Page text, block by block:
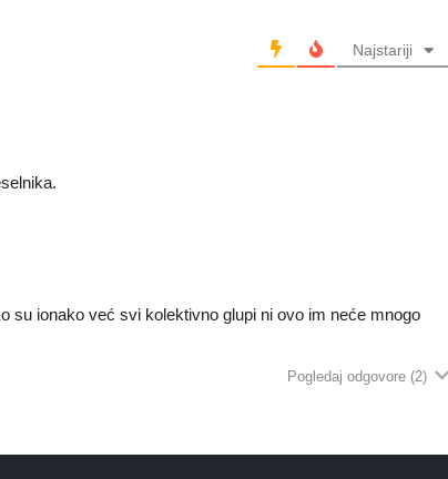
Najstariji
su ionako već svi kolektivno glupi ni ovo im neće mnogo
Pogledaj odgovore (2)